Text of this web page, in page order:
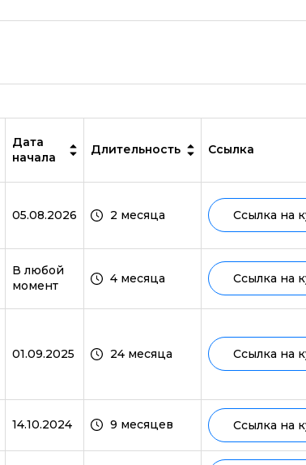
Дата
начала
Длительность Ссылка
05.08.2026 2 месяца Ссылка на
В любой
момент
4 месяца Ссылка на
01.09.2025 24 месяца Ссылка на
14.10.2024 9 месяцев Ссылка на